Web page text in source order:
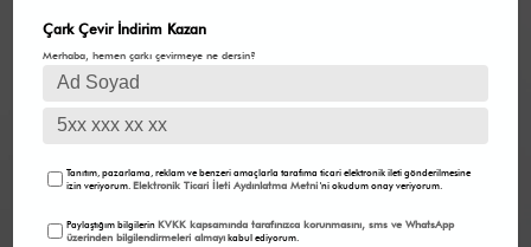
Çark Çevir İndirim Kazan
Merhaba, hemen çarkı çevirmeye ne dersin?
Tanıtım, pazarlama, reklam ve benzeri amaçlarla tarafıma ticari elektronik ileti gönderilmesine
izin veriyorum.Elektronik Ticari İleti Aydınlatma Metni 'ni okudum onay veriyorum.
Paylaştığım bilgilerinKVKK kapsamında tarafınızca korunmasını, sms ve WhatsApp
üzerinden bilgilendirmeleri almayı kabul ediyorum.